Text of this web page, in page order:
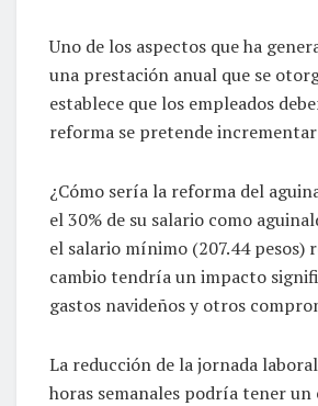
Uno de los aspectos que ha
una prestación anual que se
establece que los empleados
reforma se pretende
¿Cómo sería la reforma del
el 30% de su salario como
el salario mínimo (207.44 pesos)
cambio tendría un impacto
gastos navideños y otros
La reducción de la jornada
horas semanales podría tener